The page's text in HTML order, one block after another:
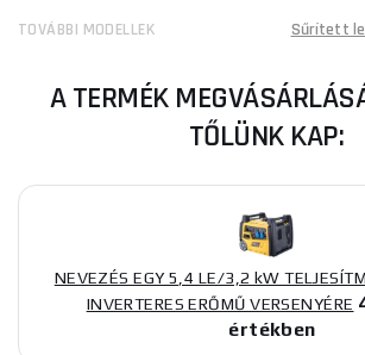
TOVÁBBI MODELLEK Sűrített
A TERMÉK
TŐLÜNK KAP:
NEVEZÉS EGY 5,4 LE/3,2 kW
INVERTERES ERŐMŰ VERSENYÉRE
értékben